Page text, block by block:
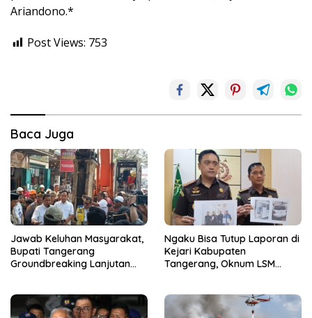
Ariandono.*
Post Views: 753
Baca Juga
Jawab Keluhan Masyarakat,
Bupati Tangerang
Groundbreaking Lanjutan
Ngaku Bisa Tutup Laporan di
Kejari Kabupaten
Tangerang, Oknum LSM